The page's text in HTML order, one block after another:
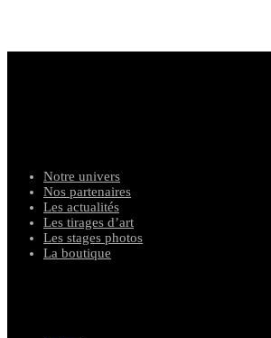
Notre univers
Nos partenaires
Les actualités
Les tirages d’art
Les stages photos
La boutique